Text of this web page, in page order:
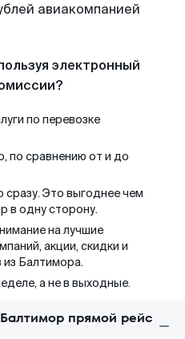
авиакомпанией
электронный
по перевозке
по сравнению от и до
сразу. Это выгоднее чем
в одну сторону.
на лучшие
акции, скидки и
Балтимора.
а не в выходные.
прямой рейс